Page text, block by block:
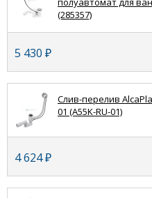
(285357)
5 430 ₽
Слив-перелив
01 (A55K-RU-01)
4 624₽